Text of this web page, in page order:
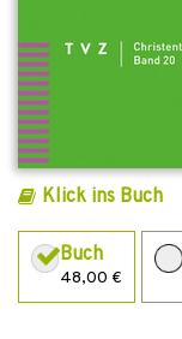
Klick ins Buch
Buch
48,00 €